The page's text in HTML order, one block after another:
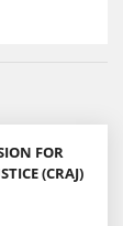
FOR
(CRAJ)